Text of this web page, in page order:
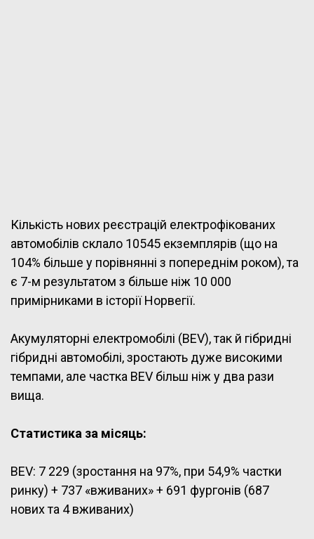
Кількість нових реєстрацій електрофікованих
автомобілів склало 10545 екземплярів (що на
104% більше у порівнянні з попереднім роком), та
є 7-м результатом з більше ніж 10 000
примірниками в історії Норвегії.
Акумуляторні електромобілі (BEV), так й гібридні
гібридні автомобілі, зростають дуже високими
темпами, але частка BEV більш ніж у два рази
вища.
Статистика за місяць:
BEV: 7 229 (зростання на 97%, при 54,9% частки
ринку) + 737 «вживаних» + 691 фургонів (687
нових та 4 вживаних)